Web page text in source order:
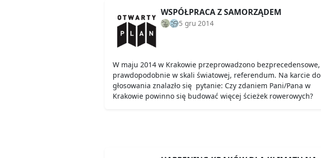
WSPÓŁPRACA Z SAMORZĄDEM
5 gru 2014
W maju 2014 w Krakowie przeprowadzono bezprecedensowe,
prawdopodobnie w skali światowej, referendum. Na karcie do
głosowania znalazło się pytanie: Czy zdaniem Pani/Pana w
Krakowie powinno się budować więcej ścieżek rowerowych?